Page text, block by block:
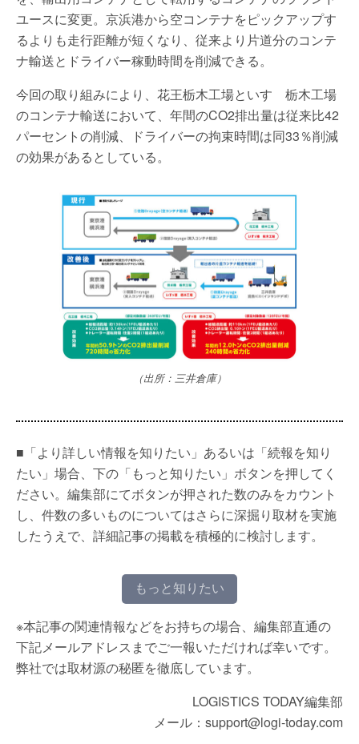
ユースに変更。京浜港から空コンテナをピックアップす
るよりも走行距離が短くなり、従来より片道分のコンテ
ナ輸送とドライバー稼動時間を削減できる。
今回の取り組みにより、花王栃木工場といすゞ栃木工場
のコンテナ輸送において、年間のCO2排出量は従来比42
パーセントの削減、ドライバーの拘束時間は同33％削減
の効果があるとしている。
（出所：三井倉庫）
■「より詳しい情報を知りたい」あるいは「続報を知り
たい」場合、下の「もっと知りたい」ボタンを押してく
ださい。編集部にてボタンが押された数のみをカウント
し、件数の多いものについてはさらに深掘り取材を実施
したうえで、詳細記事の掲載を積極的に検討します。
もっと知りたい
※本記事の関連情報などをお持ちの場合、編集部直通の
下記メールアドレスまでご一報いただければ幸いです。
弊社では取材源の秘匿を徹底しています。
LOGISTICS TODAY編集部
メール：support@logi-today.com